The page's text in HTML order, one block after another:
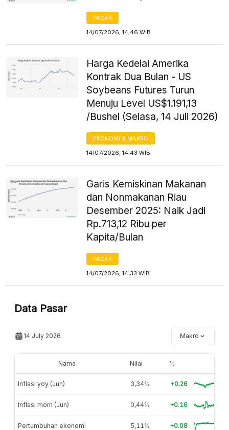
PASAR
14/07/2026, 14:46 WIB
Harga Kedelai Amerika
Kontrak Dua Bulan - US
Soybeans Futures Turun
Menuju Level US$1.191,13
/Bushel (Selasa, 14 Juli 2026)
EKONOMI & MAKRO
14/07/2026, 14:43 WIB
Garis Kemiskinan Makanan
dan Nonmakanan Riau
Desember 2025: Naik Jadi
Rp.713,12 Ribu per
Kapita/Bulan
PASAR
14/07/2026, 14:33 WIB
Data Pasar
14 July 2026 Makro
Nama Nilai %
Inflasi yoy (Jun) 3,34% +0.26
Inflasi mom (Jun) 0,44% +0.16
Pertumbuhan ekonomi 5,11% +0.08